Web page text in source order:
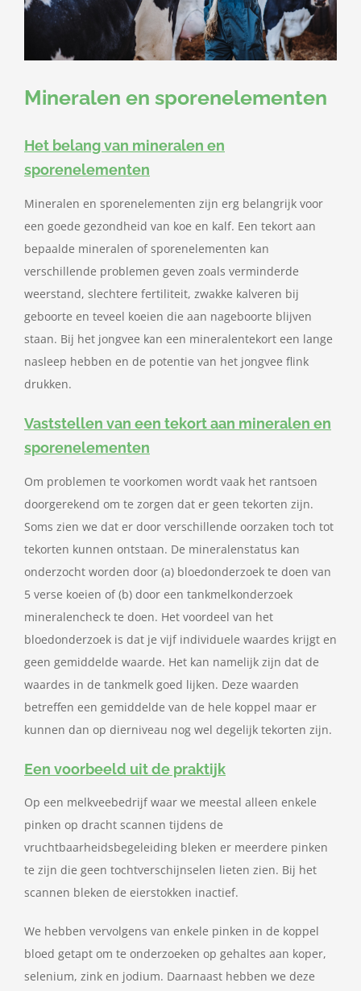
Mineralen en sporenelementen
Het belang van mineralen en
sporenelementen
Mineralen en sporenelementen zijn erg belangrijk voor
een goede gezondheid van koe en kalf. Een tekort aan
bepaalde mineralen of sporenelementen kan
verschillende problemen geven zoals verminderde
weerstand, slechtere fertiliteit, zwakke kalveren bij
geboorte en teveel koeien die aan nageboorte blijven
staan. Bij het jongvee kan een mineralentekort een lange
nasleep hebben en de potentie van het jongvee flink
drukken.
Vaststellen van een tekort aan mineralen en
sporenelementen
Om problemen te voorkomen wordt vaak het rantsoen
doorgerekend om te zorgen dat er geen tekorten zijn.
Soms zien we dat er door verschillende oorzaken toch tot
tekorten kunnen ontstaan. De mineralenstatus kan
onderzocht worden door (a) bloedonderzoek te doen van
5 verse koeien of (b) door een tankmelkonderzoek
mineralencheck te doen. Het voordeel van het
bloedonderzoek is dat je vijf individuele waardes krijgt en
geen gemiddelde waarde. Het kan namelijk zijn dat de
waardes in de tankmelk goed lijken. Deze waarden
betreffen een gemiddelde van de hele koppel maar er
kunnen dan op dierniveau nog wel degelijk tekorten zijn.
Een voorbeeld uit de praktijk
Op een melkveebedrijf waar we meestal alleen enkele
pinken op dracht scannen tijdens de
vruchtbaarheidsbegeleiding bleken er meerdere pinken
te zijn die geen tochtverschijnselen lieten zien. Bij het
scannen bleken de eierstokken inactief.
We hebben vervolgens van enkele pinken in de koppel
bloed getapt om te onderzoeken op gehaltes aan koper,
selenium, zink en jodium. Daarnaast hebben we deze